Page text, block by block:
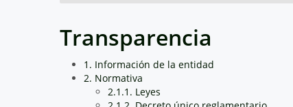
Transparencia
1. Información de la entidad
2. Normativa
2.1.1. Leyes